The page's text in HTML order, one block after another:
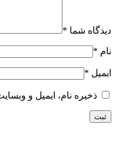
دیدگاه شما *
نام *
ایمیل *
ذخیره نام، ایمیل و